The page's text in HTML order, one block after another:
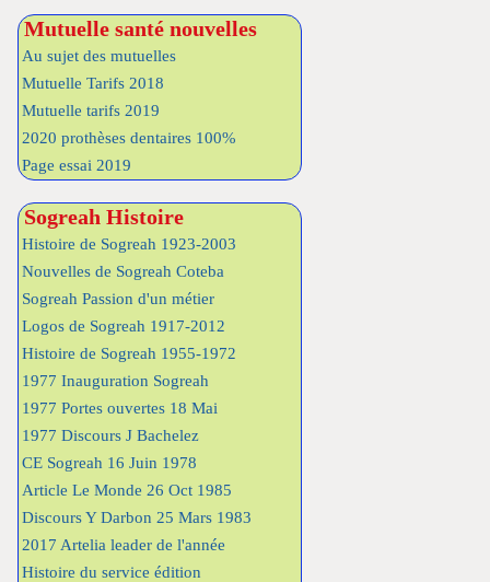
Mutuelle santé nouvelles
Au sujet des mutuelles
Mutuelle Tarifs 2018
Mutuelle tarifs 2019
2020 prothèses dentaires 100%
Page essai 2019
Sogreah Histoire
Histoire de Sogreah 1923-2003
Nouvelles de Sogreah Coteba
Sogreah Passion d'un métier
Logos de Sogreah 1917-2012
Histoire de Sogreah 1955-1972
1977 Inauguration Sogreah
1977 Portes ouvertes 18 Mai
1977 Discours J Bachelez
CE Sogreah 16 Juin 1978
Article Le Monde 26 Oct 1985
Discours Y Darbon 25 Mars 1983
2017 Artelia leader de l'année
Histoire du service édition